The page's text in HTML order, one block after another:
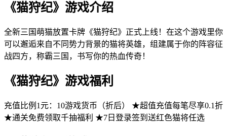
《猫狩纪》游戏介绍
全新三国萌猫放置卡牌《猫狩纪》正式上线！在这个游戏里你
可以邂逅来自不同势力背景的猫将英雄，组建属于你的阵容征
战四方，称霸三国，书写你的热血传奇！
《猫狩纪》游戏福利
充值比例1元：10游戏货币（折后） ★超值充值每笔尽享0.1折
★通关免费领取千抽福利 ★7日登录签到送红色猫将任选